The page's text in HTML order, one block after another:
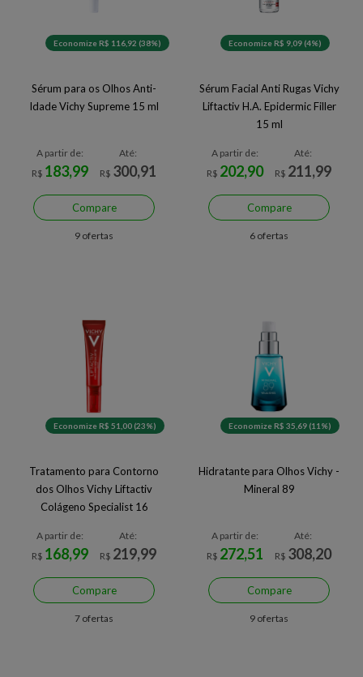
Economize R$ 116,92 (38%)
Sérum para os Olhos Anti-
Idade Vichy Supreme 15 ml
A partir de:
R$ 183,99
Até:
R$ 300,91
Compare
9 ofertas
Economize R$ 9,09 (4%)
Sérum Facial Anti Rugas Vichy
Liftactiv H.A. Epidermic Filler
15 ml
A partir de:
R$ 202,90
Até:
R$ 211,99
Compare
6 ofertas
Economize R$ 51,00 (23%)
Tratamento para Contorno
dos Olhos Vichy Liftactiv
Colágeno Specialist 16
A partir de:
R$ 168,99
Até:
R$ 219,99
Compare
7 ofertas
Economize R$ 35,69 (11%)
Hidratante para Olhos Vichy -
Mineral 89
A partir de:
R$ 272,51
Até:
R$ 308,20
Compare
9 ofertas